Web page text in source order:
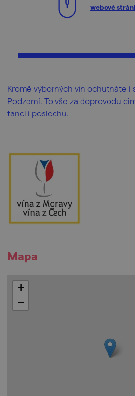
webové
Kromě výborných vín ochutnáte i
Podzemí. To vše za doprovodu
tanci i poslechu.
Mapa
+
−